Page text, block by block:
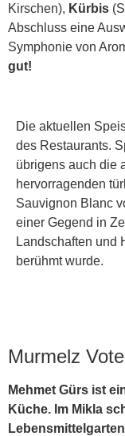
Kirschen), Kürbis
Abschluss eine
Symphonie von
gut!
Die aktuellen
des Restaurants.
übrigens auch die
hervorragenden
Sauvignon Blanc
einer Gegend in
Landschaften und
berühmt wurde.
Murmelz Vote
Mehmet Gürs ist
Küche. Im Mikla